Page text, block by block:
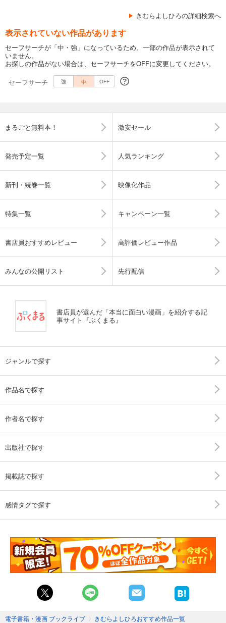
きむらよしひろの詳細検索へ
表示されていない作品があります
セーフサーチが「中・強」になっているため、一部の作品が表示されて
いません。
お探しの作品がない場合は、セーフサーチをOFFに変更してください。
セーフサーチ
強 中 OFF
まるごと無料本！ 激安セール
発売予定一覧 人気ランキング
新刊・続巻一覧 映像化作品
特集一覧 キャンペーン一覧
書店員おすすめレビュー 高評価レビュー作品
みんなの公開リスト 先行配信
書店員が選んだ「本当に面白い漫画」を紹介する記
事サイト『ぶくまる』
ジャンルで探す
作品名で探す
作者名で探す
出版社で探す
掲載誌で探す
感情タグで探す
電子書籍・漫画 ブックライブ 〉 きむらよしひろおすすめ作品一覧